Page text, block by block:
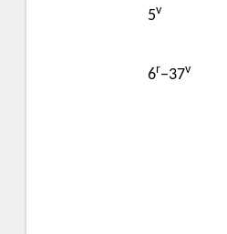
5v
6r−37v